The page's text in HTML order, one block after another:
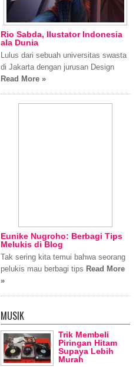
Rio Sabda, Ilustator Indonesia
ala Dunia
Lulus dari sebuah universitas swasta
di Jakarta dengan jurusan Design
Read More »
Eunike Nugroho: Berbagi Tips
Melukis di Blog
Tak sering kita temui bahwa seorang
pelukis mau berbagi tips Read More
»
MUSIK
Trik Membeli
Piringan Hitam
Supaya Lebih
Murah